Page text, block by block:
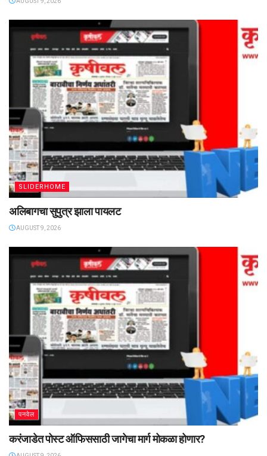
SLIDERHOME
अलिबागचा सुपुत्र झाला पायलट
AUGUST 9, 2026
पनवेल
करंजाडेत पोस्ट ऑफिससाठी जागेचा मार्ग मोकळा होणार?